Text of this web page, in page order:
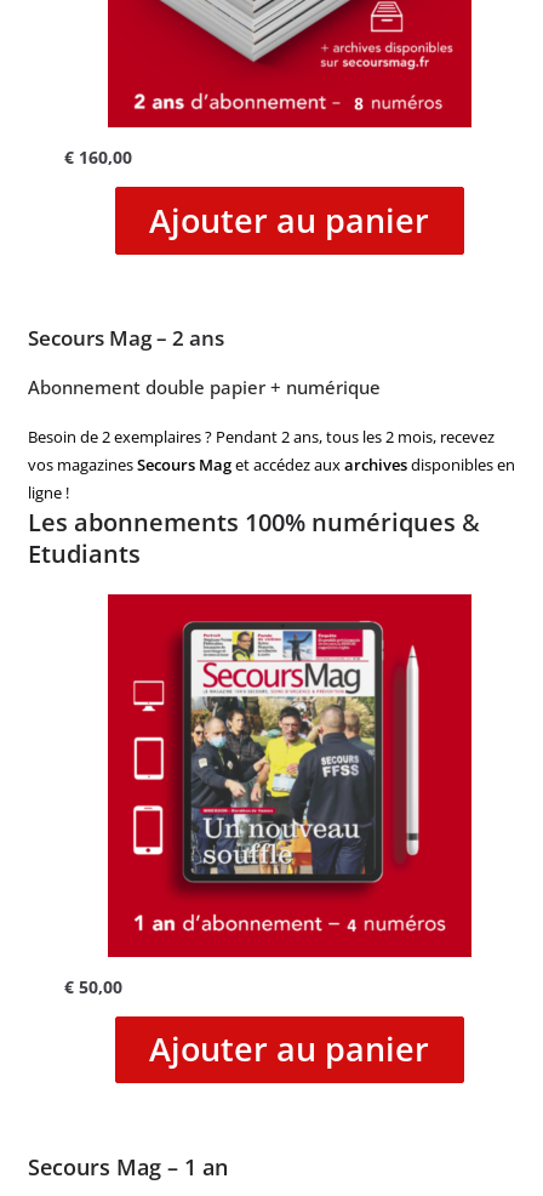
€160,00
Ajouter au panier
Secours Mag – 2 ans
Abonnement double papier + numérique
Besoin de 2 exemplaires ? Pendant 2 ans, tous les 2 mois, recevez
vos magazinesSecours Maget accédez auxarchivesdisponibles en
ligne !
Les abonnements 100% numériques &
Etudiants
€50,00
Ajouter au panier
Secours Mag – 1 an